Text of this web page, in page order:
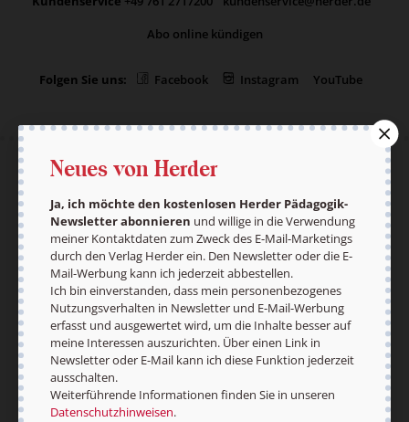
Abo online kündigen
Folgen Sie uns: Facebook Instagram YouTube
Der pädagogische Ratgeber
Ja, ich möchte den kostenlosen HERDER-
Pädagogik-Newsletter abonnieren und willige in
die Verwendung meiner Kontaktdaten zum Zweck
des E-Mail-Marketings durch den Verlag Herder
ein. Den Newsletter oder die E-Mail-Werbung kann
ich jederzeit abbestellen.
Ich bin einverstanden, dass mein
personenbezogenes Nutzungsverhalten in
Newsletter und E-Mail-Werbung erfasst und
ausgewertet wird, um die Inhalte besser auf
Neues von Herder
Ja, ich möchte den kostenlosen Herder Pädagogik-
Newsletter abonnieren und willige in die Verwendung
meiner Kontaktdaten zum Zweck des E-Mail-Marketings
durch den Verlag Herder ein. Den Newsletter oder die E-
Mail-Werbung kann ich jederzeit abbestellen.
Ich bin einverstanden, dass mein personenbezogenes
Nutzungsverhalten in Newsletter und E-Mail-Werbung
erfasst und ausgewertet wird, um die Inhalte besser auf
meine Interessen auszurichten. Über einen Link in
Newsletter oder E-Mail kann ich diese Funktion jederzeit
ausschalten.
Weiterführende Informationen finden Sie in unseren
Datenschutzhinweisen.